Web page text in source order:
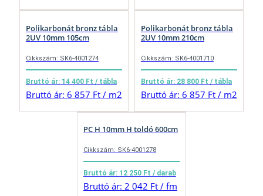
Polikarbonát bronz tábla
2UV 10mm 105cm
Cikkszám: SK6-4001274
Bruttó ár: 14 400 Ft / tábla
Bruttó ár: 6 857 Ft / m2
Polikarbonát bronz tábla
2UV 10mm 210cm
Cikkszám: SK6-4001710
Bruttó ár: 28 800 Ft / tábla
Bruttó ár: 6 857 Ft / m2
PC H 10mm H toldó 600cm
Cikkszám: SK6-4001278
Bruttó ár: 12 250 Ft / darab
Bruttó ár: 2 042 Ft / fm